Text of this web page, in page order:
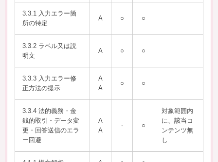
3.3.1 入力エラー箇
所の特定
A ○ ○
3.3.2 ラベル又は説
明文
A ○ ○
3.3.3 入力エラー修
正方法の提示
A
A
○ ○
3.3.4 法的義務・金
銭的取引・データ変
更・回答送信のエラ
ー回避
A
A
- ○
対象範囲内
に、該当コ
ンテンツ無
し